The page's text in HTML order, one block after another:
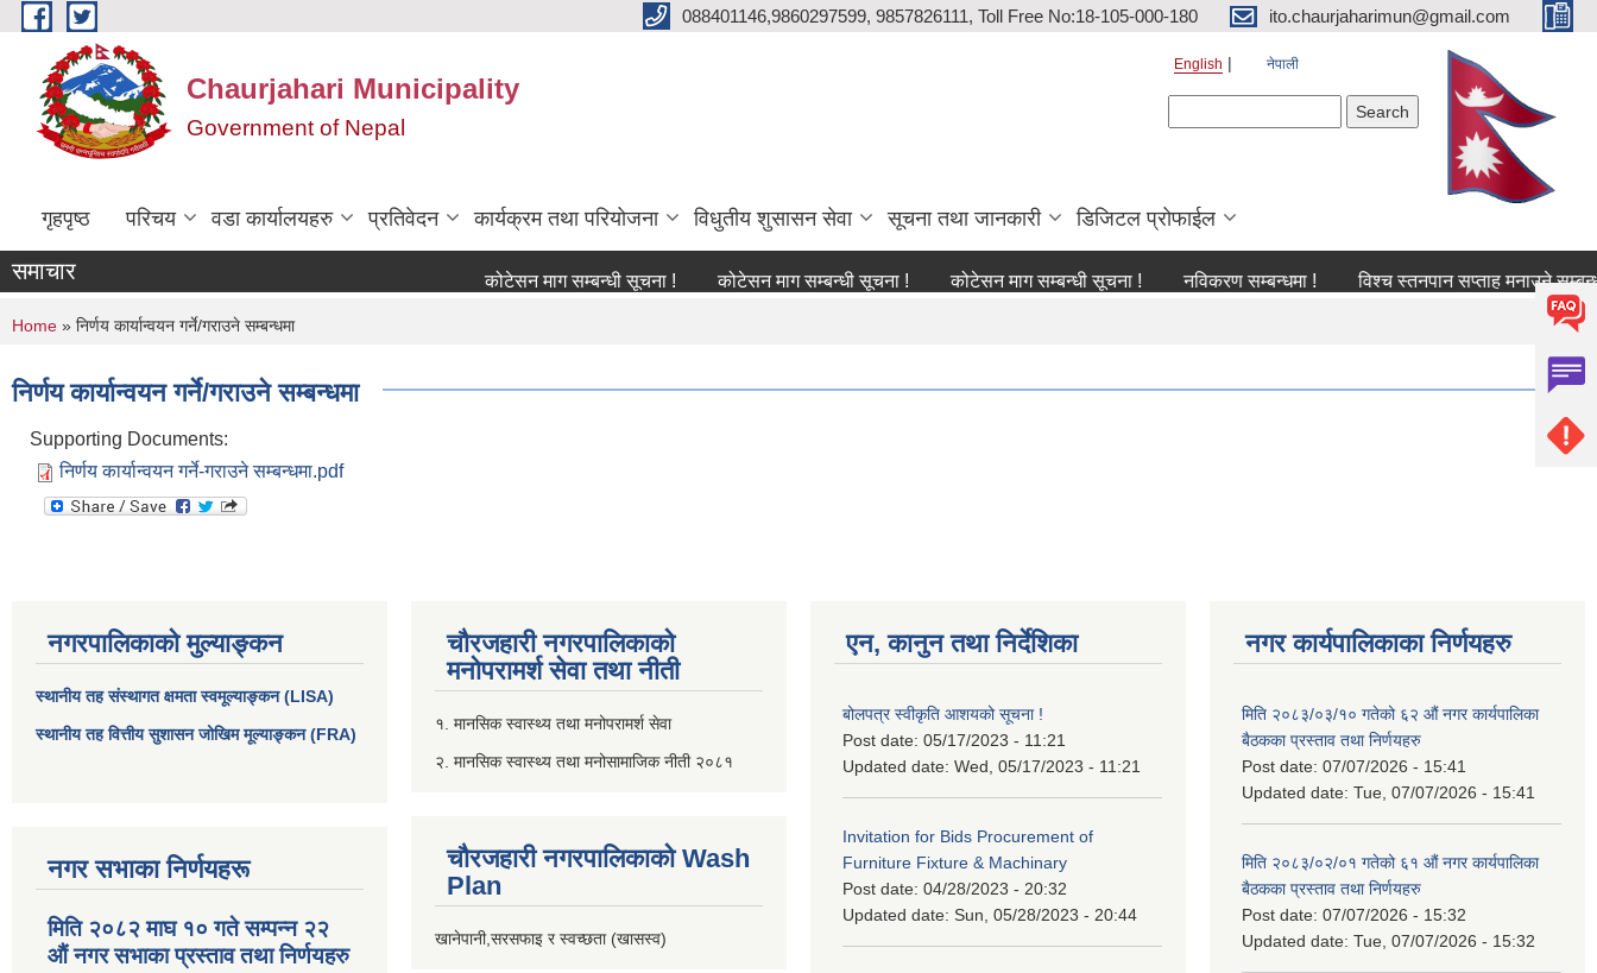
Skip to main content 088401146,9860297599, 9857826111, Toll Free No:18-105-000-180 ito.chaurjaharimun@gmail.com
Chaurjahari Municipality
Government of Nepal
English नेपाली
गृहपृष्ठ परिचय वडा कार्यालयहरु प्रतिवेदन कार्यक्रम तथा परियोजना विधुतीय शुसासन सेवा सूचना तथा जानकारी डिजिटल प्रोफाईल
समाचार कोटेसन माग सम्बन्धी सूचना ! कोटेसन माग सम्बन्धी सूचना ! कोटेसन माग सम्बन्धी सूचना ! नविकरण सम्बन्धमा ! विश्च स्तनपान सप्ताह मनाउने सम्बन्धी
You are here
Home » निर्णय कार्यान्वयन गर्ने/गराउने सम्बन्धमा
निर्णय कार्यान्वयन गर्ने/गराउने सम्बन्धमा
Supporting Documents:
निर्णय कार्यान्वयन गर्ने-गराउने सम्बन्धमा.pdf
नगरपालिकाको मुल्याङ्कन
स्थानीय तह संस्थागत क्षमता स्वमूल्याङ्कन (LISA)
स्थानीय तह वित्तीय सुशासन जोखिम मूल्याङ्कन (FRA)
नगर सभाका निर्णयहरू
मिति २०८२ माघ १० गते सम्पन्न २२
औं नगर सभाका प्रस्ताव तथा निर्णयहरु
चौरजहारी नगरपालिकाको
मनोपरामर्श सेवा तथा नीती
१. मानसिक स्वास्थ्य तथा मनोपरामर्श सेवा
२. मानसिक स्वास्थ्य तथा मनोसामाजिक नीती २०८१
चौरजहारी नगरपालिकाको Wash
Plan
खानेपानी,सरसफाइ र स्वच्छता (खासस्व)
एन, कानुन तथा निर्देशिका
बोलपत्र स्वीकृति आशयको सूचना !
Post date: 05/17/2023 - 11:21
Updated date: Wed, 05/17/2023 - 11:21
Invitation for Bids Procurement of
Furniture Fixture & Machinary
Post date: 04/28/2023 - 20:32
Updated date: Sun, 05/28/2023 - 20:44
नगर कार्यपालिकाका निर्णयहरु
मिति २०८३/०३/१० गतेको ६२ औं नगर कार्यपालिका
बैठकका प्रस्ताव तथा निर्णयहरु
Post date: 07/07/2026 - 15:41
Updated date: Tue, 07/07/2026 - 15:41
मिति २०८३/०२/०१ गतेको ६१ औं नगर कार्यपालिका
बैठकका प्रस्ताव तथा निर्णयहरु
Post date: 07/07/2026 - 15:32
Updated date: Tue, 07/07/2026 - 15:32